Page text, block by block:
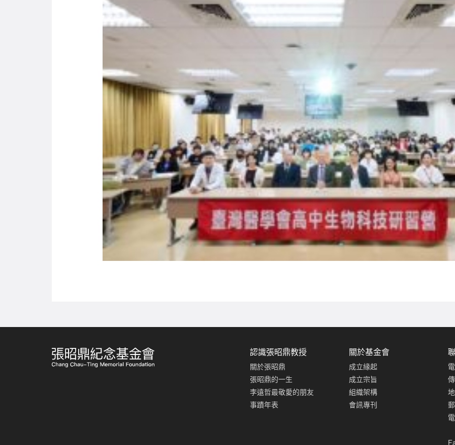
認識張昭鼎教授
關於張昭鼎
張昭鼎的一生
李遠哲最敬愛的朋友
事蹟年表
關於基金會
成立緣起
成立宗旨
組織架構
會訊專刊